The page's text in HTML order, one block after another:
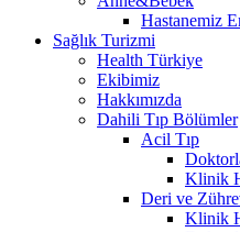
Hastanemiz
Sağlık Turizmi
Health Türkiye
Ekibimiz
Hakkımızda
Dahili Tıp Bölümler
Acil Tıp
Klinik
Deri ve
Klinik